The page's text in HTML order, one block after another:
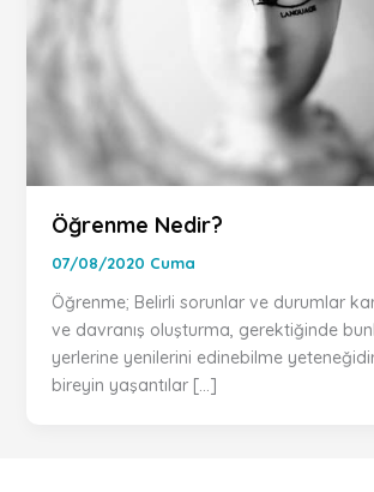
Öğrenme Nedir?
07/08/2020 Cuma
Öğrenme; Belirli sorunlar ve durumlar
ve davranış oluşturma, gerektiğinde
yerlerine yenilerini edinebilme
bireyin yaşantılar […]